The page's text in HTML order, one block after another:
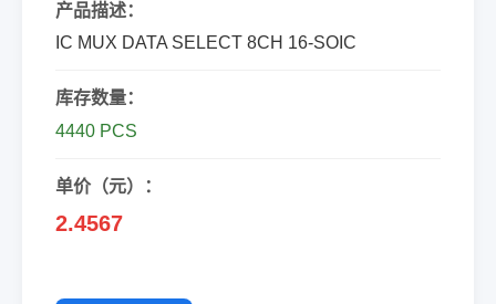
产品描述：
IC MUX DATA SELECT 8CH 16-SOIC
库存数量：
4440 PCS
单价（元）：
2.4567